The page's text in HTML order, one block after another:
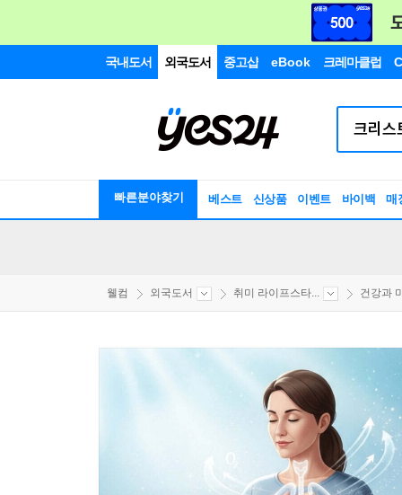
국내도서 외국도서 중고샵 eBook 크레마클럽
빠른분야찾기 베스트 신상품 이벤트 바이백 매
웰컴 외국도서 취미 라이프스타... 건강과